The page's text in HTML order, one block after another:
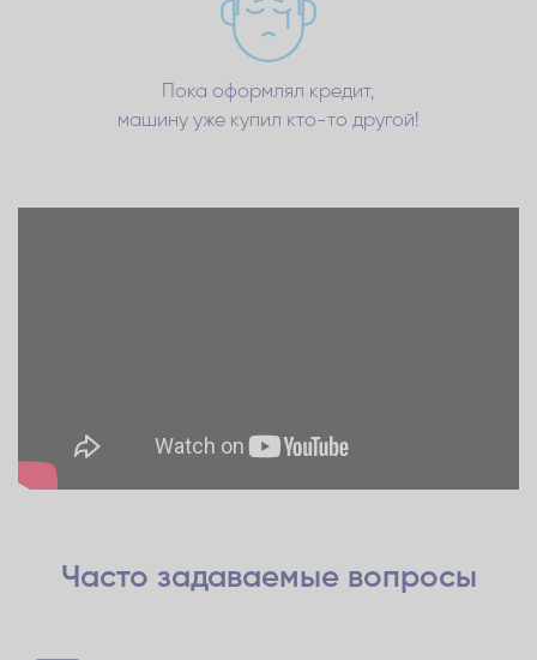
Пока оформлял кредит,
машину уже купил кто-то другой!
Часто задаваемые вопросы